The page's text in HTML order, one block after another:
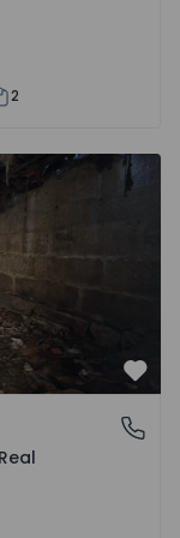
2
e Justes -